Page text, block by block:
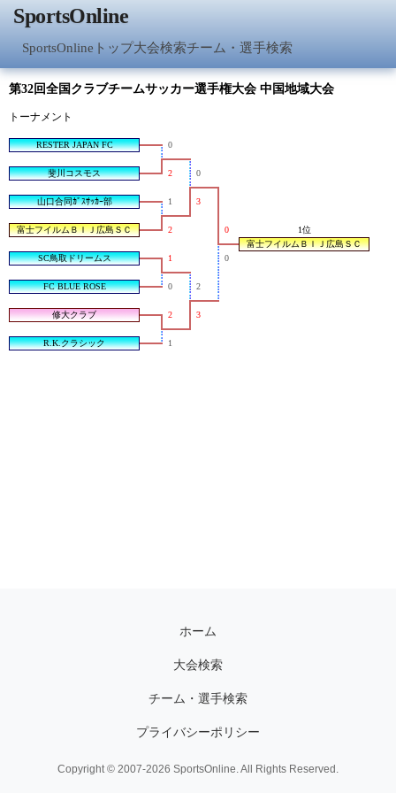
SportsOnline
SportsOnlineトップ大会検索チーム・選手検索
第32回全国クラブチームサッカー選手権大会 中国地域大会
トーナメント
RESTER JAPAN FC 0
斐川コスモス 2 0
山口合同ｶﾞｽｻｯｶｰ部 1 3
富士フイルムＢＩＪ広島ＳＣ 2 0
1位
富士フイルムＢＩＪ広島ＳＣ
SC鳥取ドリームス
1 0
FC BLUE ROSE 0 2
修大クラブ 2 3
R.K.クラシック 1
ホーム
大会検索
チーム・選手検索
プライバシーポリシー
Copyright © 2007-2026 SportsOnline. All Rights Reserved.